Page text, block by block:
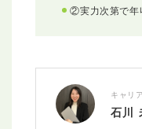
②実力次第で年
キャリ
石川